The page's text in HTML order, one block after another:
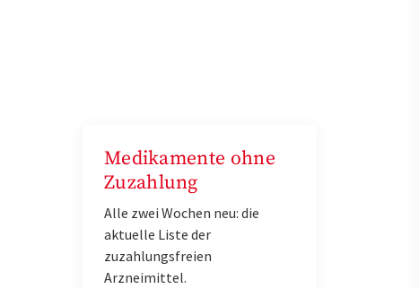
Medikamente ohne
Zuzahlung
Alle zwei Wochen neu: die
aktuelle Liste der
zuzahlungsfreien
Arzneimittel.